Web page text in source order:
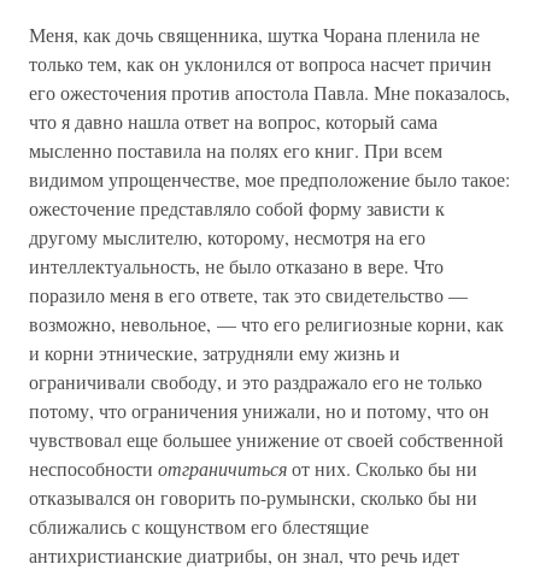
Меня, как дочь священника, шутка Чорана пленила не
только тем, как он уклонился от вопроса насчет причин
его ожесточения против апостола Павла. Мне показалось,
что я давно нашла ответ на вопрос, который сама
мысленно поставила на полях его книг. При всем
видимом упрощенчестве, мое предположение было такое:
ожесточение представляло собой форму зависти к
другому мыслителю, которому, несмотря на его
интеллектуальность, не было отказано в вере. Что
поразило меня в его ответе, так это свидетельство —
возможно, невольное, — что его религиозные корни, как
и корни этнические, затрудняли ему жизнь и
ограничивали свободу, и это раздражало его не только
потому, что ограничения унижали, но и потому, что он
чувствовал еще большее унижение от своей собственной
неспособности отграничитьсяот них. Сколько бы ни
отказывался он говорить по-румынски, сколько бы ни
сближались с кощунством его блестящие
антихристианские диатрибы, он знал, что речь идет